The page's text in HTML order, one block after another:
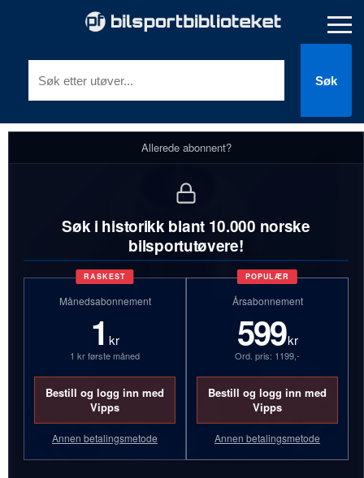
Søk
Allerede abonnent?
Søk i historikk blant 10.000 norske
bilsportutøvere!
RASKEST
Månedsabonnement
1 kr
1 kr første måned
Bestill og logg inn med
Vipps
Annen betalingsmetode
POPULÆR
Årsabonnement
599kr
Ord. pris: 1199,-
Bestill og logg inn med
Vipps
Annen betalingsmetode